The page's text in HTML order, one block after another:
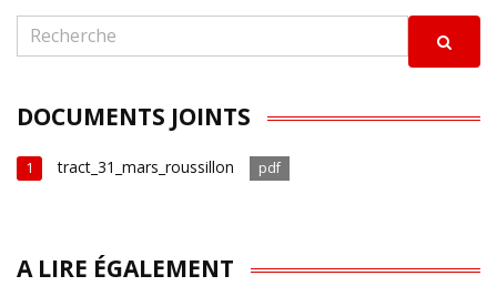
DOCUMENTS JOINTS
1 tract_31_mars_roussillon pdf
A LIRE ÉGALEMENT